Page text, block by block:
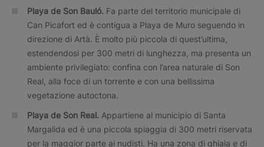
Playa de Son Bauló. Fa parte del territorio municipale di
Can Picafort ed è contigua a Playa de Muro seguendo in
direzione di Artà. È molto più piccola di quest’ultima,
estendendosi per 300 metri di lunghezza, ma presenta un
ambiente privilegiato: confina con l’area naturale di Son
Real, alla foce di un torrente e con una bellissima
vegetazione autoctona.
Playa de Son Real. Appartiene al municipio di Santa
Margalida ed è una piccola spiaggia di 300 metri riservata
per la maggior parte ai nudisti. Ha una zona di ghiaia e di